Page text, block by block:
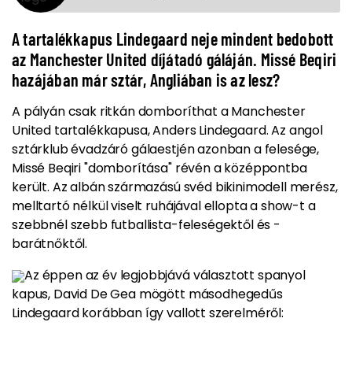
A tartalékkapus Lindegaard neje mindent bedobott
az Manchester United díjátadó gáláján. Missé Beqiri
hazájában már sztár, Angliában is az lesz?
A pályán csak ritkán domboríthat a Manchester
United tartalékkapusa, Anders Lindegaard. Az angol
sztárklub évadzáró gálaestjén azonban a felesége,
Missé Beqiri "domborítása" révén a középpontba
került. Az albán származású svéd bikinimodell merész,
melltartó nélkül viselt ruhájával ellopta a show-t a
szebbnél szebb futballista-feleségektől és -
barátnőktől.
Az éppen az év legjobbjává választott spanyol
kapus, David De Gea mögött másodhegedűs
Lindegaard korábban így vallott szerelméről: